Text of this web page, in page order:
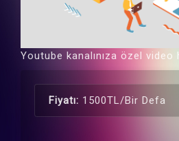
Youtube kanalınıza özel video
Fiyatı: 1500TL/Bir Defa